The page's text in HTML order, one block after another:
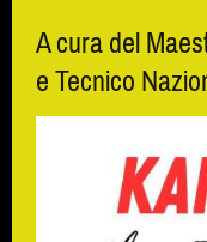
A cura del
e Tecnico